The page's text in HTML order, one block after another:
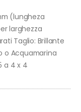
(lungheza
larghezza
Taglio: Brillante
o Acquamarina
a 4 x 4